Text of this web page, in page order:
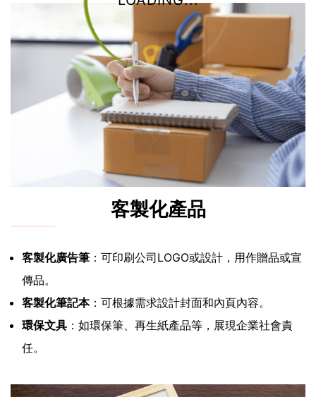
客製化產品
客製化廣告筆 ：可印刷公司LOGO或設計，用作贈品或宣
傳品。
客製化筆記本：可根據需求設計封面和內頁內容。
環保文具 ：如環保筆、再生紙產品等，展現企業社會責
任。